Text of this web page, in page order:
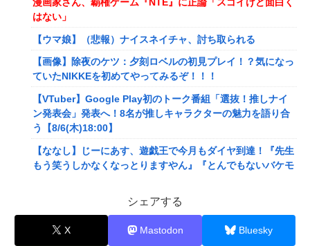
はない」
【ウマ娘】（悲報）ナイスネイチャ、討ち取られる
【画像】除夜のケツ：夕刻ロベルの初見プレイ！？気になっ
ていたNIKKEを初めてやってみるぞ！！！
【VTuber】Google Play初のトーク番組「選抜！推しナイ
ン発表会」発表へ！8名が推しキャラクターの魅力を語り合
う【8/6(木)18:00】
【ななし】じーにあす、遊戯王で今月もダイヤ到達！『先生
もう笑うしかなくなっとりますやん』『とんでもないバケモ
メディア「Switch2版『モンハンワイルズ』はDLSS込みで
最大1440p動作」
【艦これ】E4とE5はどっちの方が難しい？ E5甲はウイニン
シェアする
X Mastodon Bluesky